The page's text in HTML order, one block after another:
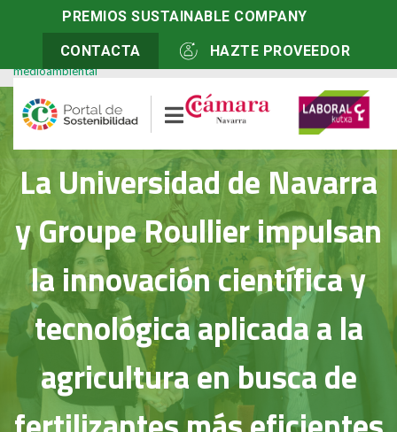
PREMIOS SUSTAINABLE COMPANY
CONTACTA HAZTE PROVEEDOR
Actualidad>La Universidad de Navarra y Groupe Roullier
impulsan la innovación científica y tecnológica aplicada a la
agricultura en busca de fertilizantes más eficientes y con menos impacto
medioambiental
La Universidad de Navarra
y Groupe Roullier impulsan
la innovación científica y
tecnológica aplicada a la
agricultura en busca de